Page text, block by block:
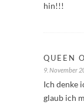
hin!!!
QUEEN
9. November
Ich denke
glaub ich